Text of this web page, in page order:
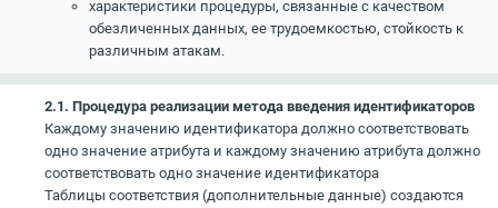
характеристики процедуры, связанные с качеством
обезличенных данных, ее трудоемкостью, стойкость к
различным атакам.
2.1. Процедура реализации метода введения идентификаторов
Каждому значению идентификатора должно соответствовать
одно значение атрибута и каждому значению атрибута должно
соответствовать одно значение идентификатора
Таблицы соответствия (дополнительные данные) создаются